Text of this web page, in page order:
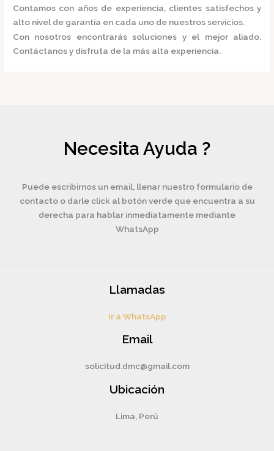
Contamos con años de experiencia, clientes satisfechos y
alto nivel de garantía en cada uno de nuestros servicios.
Con nosotros encontrarás soluciones y el mejor aliado.
Contáctanos y disfruta de la más alta experiencia.
Necesita Ayuda ?
Puede escribirnos un email, llenar nuestro formulario de
contacto o darle click al botón verde que encuentra a su
derecha para hablar inmediatamente mediante
WhatsApp
Llamadas
Ir a WhatsApp
Email
solicitud.dmc@gmail.com
Ubicación
Lima, Perú